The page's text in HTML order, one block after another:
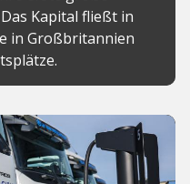
Kapital fließt in
in Großbritannien